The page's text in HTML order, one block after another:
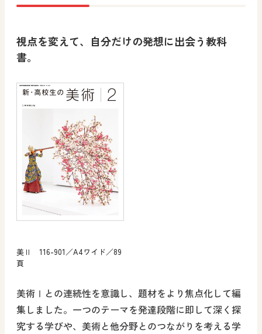
美Ⅱ 116-901／A4ワイド／89
頁
視点を変えて、自分だけの発想に出会う教科
書。
美術Ⅰとの連続性を意識し、題材をより焦点化して編
集しました。一つのテーマを発達段階に即して深く探
究する学びや、美術と他分野とのつながりを考える学